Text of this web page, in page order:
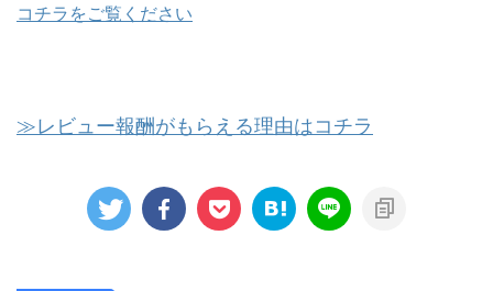
コチラをご覧ください
≫レビュー報酬がもらえる理由はコチラ